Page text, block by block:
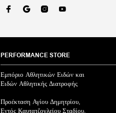
PERFORMANCE STORE
Εμπόριο Αθλητικών Ειδών και
Ειδών Αθλητικής Διατροφής
Προέκταση Αγίου Δημητρίου,
Εντός Καυτατζογλείου Σταδίου,